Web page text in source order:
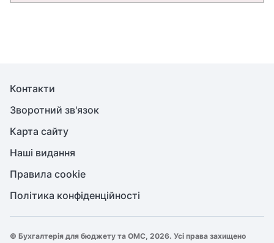
Контакти
Зворотний зв'язок
Карта сайту
Наші видання
Правила cookie
Політика конфіденційності
© Бухгалтерія для бюджету та ОМС, 2026. Усі права захищено